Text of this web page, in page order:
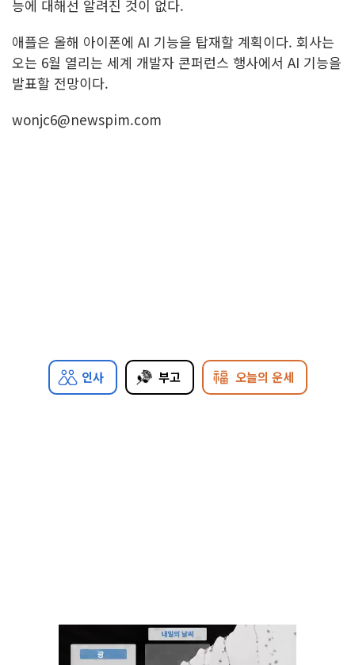
능에 대해선 알려진 것이 없다.
애플은 올해 아이폰에 AI 기능을 탑재할 계획이다. 회사는
오는 6월 열리는 세계 개발자 콘퍼런스 행사에서 AI 기능을
발표할 전망이다.
wonjc6@newspim.com
인사 부고 오늘의 운세